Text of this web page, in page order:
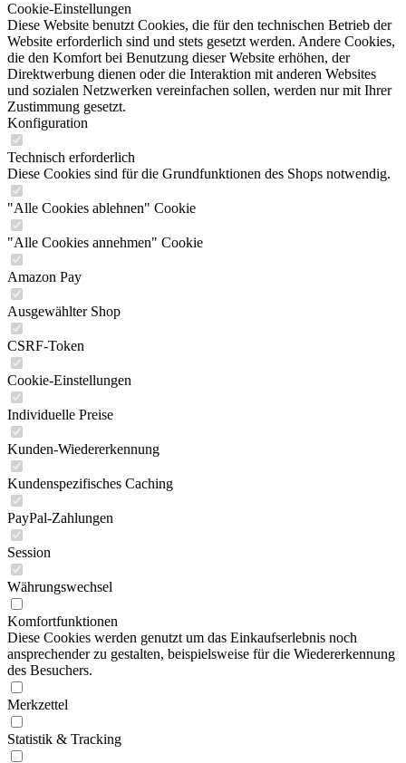
Cookie-Einstellungen
Diese Website benutzt Cookies, die für den technischen Betrieb der
Website erforderlich sind und stets gesetzt werden. Andere Cookies,
die den Komfort bei Benutzung dieser Website erhöhen, der
Direktwerbung dienen oder die Interaktion mit anderen Websites
und sozialen Netzwerken vereinfachen sollen, werden nur mit Ihrer
Zustimmung gesetzt.
Konfiguration
Technisch erforderlich
Diese Cookies sind für die Grundfunktionen des Shops notwendig.
"Alle Cookies ablehnen" Cookie
"Alle Cookies annehmen" Cookie
Amazon Pay
Ausgewählter Shop
CSRF-Token
Cookie-Einstellungen
Individuelle Preise
Kunden-Wiedererkennung
Kundenspezifisches Caching
PayPal-Zahlungen
Session
Währungswechsel
Komfortfunktionen
Diese Cookies werden genutzt um das Einkaufserlebnis noch
ansprechender zu gestalten, beispielsweise für die Wiedererkennung
des Besuchers.
Merkzettel
Statistik & Tracking